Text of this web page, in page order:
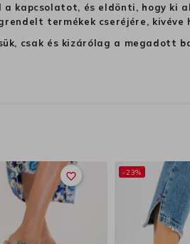
a kapcsolatot, és eldönti, hogy ki
termékek cseréjére, kivéve
csak és kizárólag a megadott
favorite_border -23%